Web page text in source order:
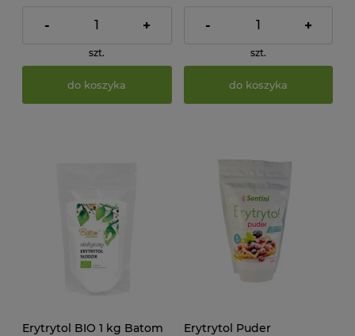
- +
szt.
do koszyka
- +
szt.
do koszyka
Erytrytol BIO 1 kg Batom
Erytrytol Puder